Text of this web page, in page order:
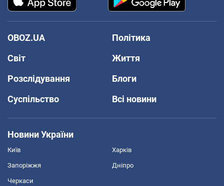
OBOZ.UA
Політика
Світ
Життя
Розслідування
Блоги
Суспільство
Всі новини
Новини України
Київ Харків
Запоріжжя Дніпро
Черкаси